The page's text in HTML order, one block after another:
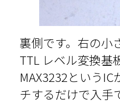
裏側です。右の小
TTL レベル変換基
MAX3232という
チするだけで入手